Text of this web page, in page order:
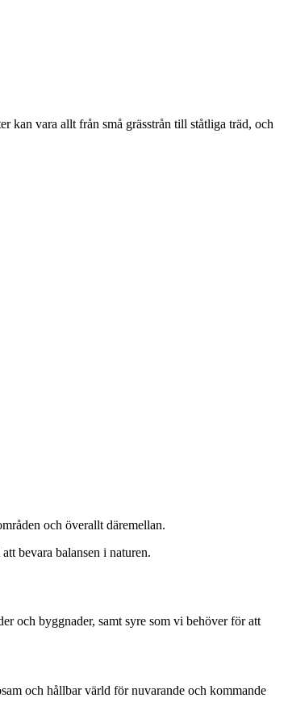
kan vara allt från små grässtrån till ståtliga träd, och
och överallt däremellan.
bevara balansen i naturen.
och byggnader, samt syre som vi behöver för att
och hållbar värld för nuvarande och kommande